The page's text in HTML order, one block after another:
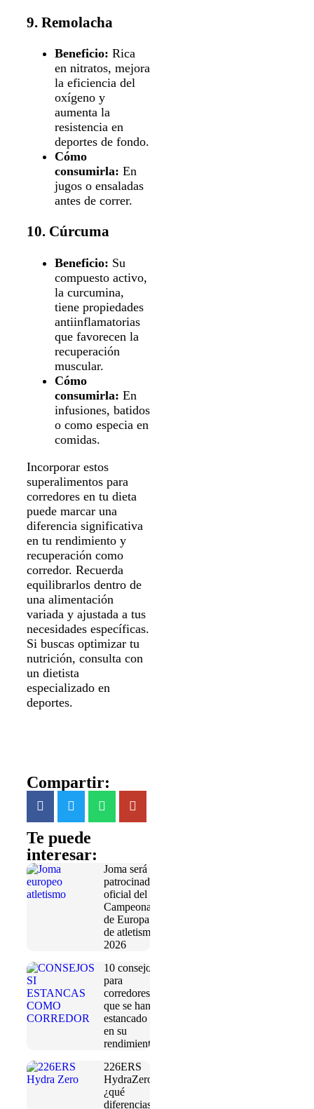
9. Remolacha
Beneficio: Rica
en nitratos, mejora
la eficiencia del
oxígeno y
aumenta la
resistencia en
deportes de fondo.
Cómo
consumirla: En
jugos o ensaladas
antes de correr.
10. Cúrcuma
Beneficio: Su
compuesto activo,
la curcumina,
tiene propiedades
antiinflamatorias
que favorecen la
recuperación
muscular.
Cómo
consumirla: En
infusiones, batidos
o como especia en
comidas.
Incorporar estos
superalimentos para
corredores en tu dieta
puede marcar una
diferencia significativa
en tu rendimiento y
recuperación como
corredor. Recuerda
equilibrarlos dentro de
una alimentación
variada y ajustada a tus
necesidades específicas.
Si buscas optimizar tu
nutrición, consulta con
un dietista
especializado en
deportes.
Compartir:
Te puede
interesar:
Joma será
patrocinador
oficial del
Campeonato
de Europa
de atletismo
2026
10 consejos
para
corredores
que se han
estancado
en su
rendimiento
226ERS
HydraZero:
¿qué
diferencias